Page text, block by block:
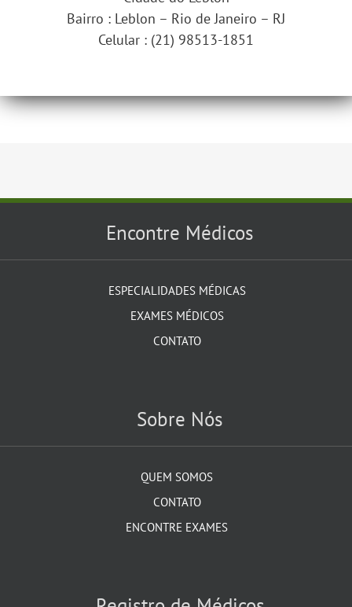
Bairro : Leblon – Rio de Janeiro – RJ
Celular : (21) 98513-1851
Encontre Médicos
ESPECIALIDADES MÉDICAS
EXAMES MÉDICOS
CONTATO
Sobre Nós
QUEM SOMOS
CONTATO
ENCONTRE EXAMES